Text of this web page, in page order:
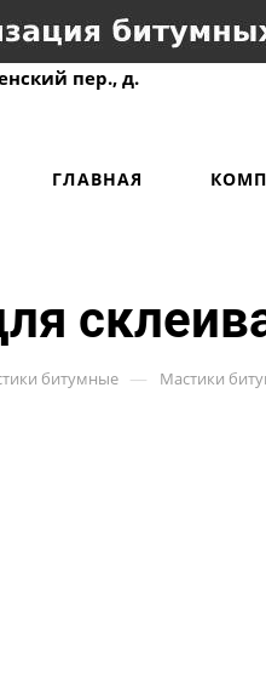
пер., д.
ГЛАВНАЯ
битумные — Мастики